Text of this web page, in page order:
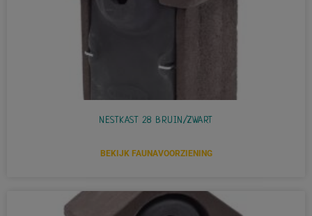
NESTKAST 28 BRUIN/ZWART
BEKIJK FAUNAVOORZIENING